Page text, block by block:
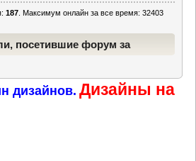
187 . Максимум онлайн за все время: 32403
посетившие форум за
дизайнов. Дизайны на